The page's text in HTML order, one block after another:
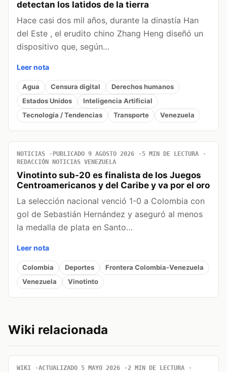
detectan los latidos de la tierra
Hace casi dos mil años, durante la dinastía Han
del Este , el erudito chino Zhang Heng diseñó un
dispositivo que, según…
Leer nota
Agua Censura digital
Derechos humanos
Estados Unidos
Inteligencia Artificial
Tecnología / Tendencias
Transporte Venezuela
NOTICIAS PUBLICADO 9 AGOSTO 2026
5 MIN DE LECTURA
REDACCIÓN NOTICIAS VENEZUELA
Vinotinto sub-20 es finalista de los Juegos
Centroamericanos y del Caribe y va por el oro
La selección nacional venció 1-0 a Colombia con
gol de Sebastián Hernández y aseguró al menos
la medalla de plata en Santo…
Leer nota
Colombia Deportes
Frontera Colombia-Venezuela
Venezuela
Vinotinto
Wiki relacionada
WIKI ACTUALIZADO 5 MAYO 2026 2 MIN DE LECTURA